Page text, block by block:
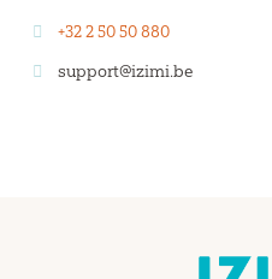
+32 2 50 50 880
support@izimi.be